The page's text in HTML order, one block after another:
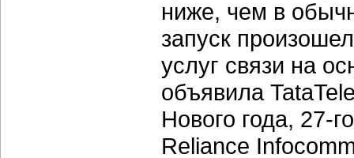
ниже, чем в
запуск
услуг связи на
объявила
Нового года, 27-
Reliance